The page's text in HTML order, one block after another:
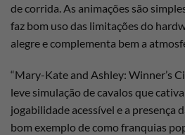
de corrida. As animações são
faz bom uso das limitações do
alegre e complementa bem a
“Mary-Kate and Ashley: Winner’s
leve simulação de cavalos que
jogabilidade acessível e a presença
bom exemplo de como franquias